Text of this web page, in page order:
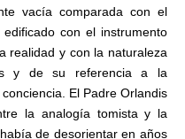
vacía comparada con el
con el instrumento
realidad y con la naturaleza
y de su referencia a la
El Padre Orlandis
la analogía tomista y la
de desorientar en años